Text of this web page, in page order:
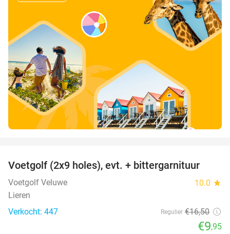
40%
Voetgolf (2x9 holes), evt. + bittergarnituur
Voetgolf Veluwe 10.0 star
Lieren
Verkocht: 447
Regulier €16,50
€9,95